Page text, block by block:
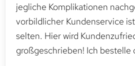
jegliche Komplikationen
vorbildlicher Kundenservice
selten. Hier wird
großgeschrieben! Ich bestelle